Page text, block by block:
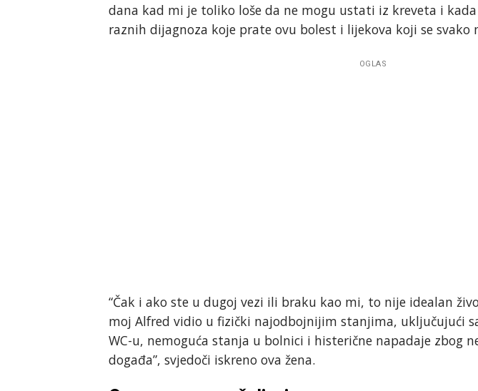
dana kad mi je toliko loše da ne mogu ustati iz kreveta i
raznih dijagnoza koje prate ovu bolest i lijekova koji se svako
OGLAS
“Čak i ako ste u dugoj vezi ili braku kao mi, to nije idealan
moj Alfred vidio u fizički najodbojnijim stanjima, uključujući
WC-u, nemoguća stanja u bolnici i histerične napadaje zbog
događa”, svjedoči iskreno ova žena.